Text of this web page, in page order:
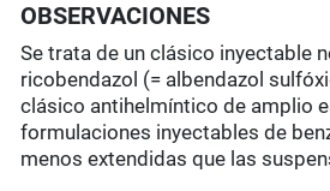
OBSERVACIONES
Se trata de un clásico inyectable
ricobendazol (= albendazol
clásico antihelmíntico de amplio
formulaciones inyectables de
menos extendidas que las